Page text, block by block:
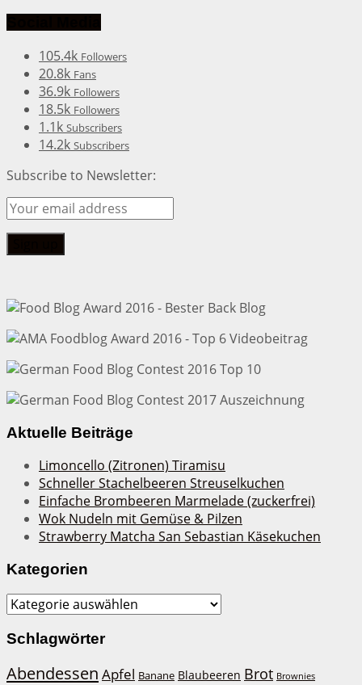
105.4k Followers
20.8k Fans
36.9k Followers
18.5k Followers
1.1k Subscribers
14.2k Subscribers
Subscribe to Newsletter:
Aktuelle Beiträge
Limoncello (Zitronen) Tiramisu
Schneller Stachelbeeren Streuselkuchen
Einfache Brombeeren Marmelade (zuckerfrei)
Wok Nudeln mit Gemüse & Pilzen
Strawberry Matcha San Sebastian Käsekuchen
Kategorien
Kategorien
Schlagwörter
Abendessen Apfel Banane Blaubeeren Brot Brownies